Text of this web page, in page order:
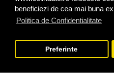
beneficiezi de cea mai buna
Politica de Confidentialitate
Preferinte
− 1 +